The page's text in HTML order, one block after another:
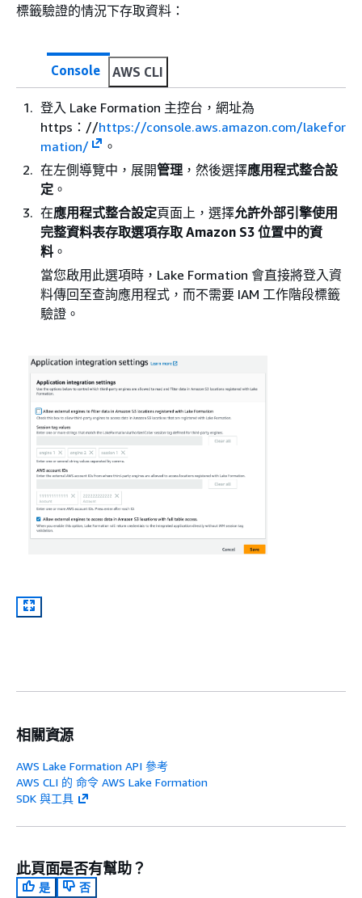
標籤驗證的情況下存取資料：
Console AWS CLI
登入 Lake Formation 主控台，網址為
https：//https://console.aws.amazon.com/lakefor
mation/
。
在左側導覽中，展開管理 ，然後選擇應用程式整合設
定 。
在應用程式整合設定頁面上，選擇允許外部引擎使用
完整資料表存取選項存取 Amazon S3 位置中的資
料 。
當您啟用此選項時，Lake Formation 會直接將登入資
料傳回至查詢應用程式，而不需要 IAM 工作階段標籤
驗證。
相關資源
AWS Lake Formation API 參考
AWS CLI 的 命令 AWS Lake Formation
SDK 與工具
此頁面是否有幫助？
是
否